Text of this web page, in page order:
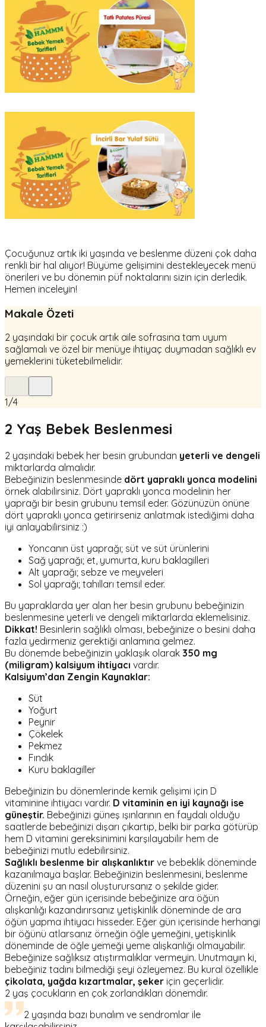
Çocuğunuz artık iki yaşında ve beslenme düzeni çok daha
renkli bir hal alıyor! Büyüme gelişimini destekleyecek menü
önerileri ve bu dönemin püf noktalarını sizin için derledik.
Hemen inceleyin!
Makale Özeti
2 yaşındaki bir çocuk artık aile sofrasına tam uyum
sağlamalı ve özel bir menüye ihtiyaç duymadan sağlıklı ev
yemeklerini tüketebilmelidir.
1/4
2 Yaş Bebek Beslenmesi
2 yaşındaki bebek her besin grubundan yeterli ve dengeli
miktarlarda almalıdır.
Bebeğinizin beslenmesinde dört yapraklı yonca modelini
örnek alabilirsiniz. Dört yapraklı yonca modelinin her
yaprağı bir besin grubunu temsil eder. Gözünüzün önüne
dört yapraklı yonca getirirseniz anlatmak istediğimi daha
iyi anlayabilirsiniz :)
Yoncanın üst yaprağı; süt ve süt ürünlerini
Sağ yaprağı; et, yumurta, kuru baklagilleri
Alt yaprağı; sebze ve meyveleri
Sol yaprağı; tahılları temsil eder.
Bu yapraklarda yer alan her besin grubunu bebeğinizin
beslenmesine yeterli ve dengeli miktarlarda eklemelisiniz.
Dikkat! Besinlerin sağlıklı olması, bebeğinize o besini daha
fazla yedirmeniz gerektiği anlamına gelmez.
Bu dönemde bebeğinizin yaklaşık olarak 350 mg
(miligram) kalsiyum ihtiyacı vardır.
Kalsiyum’dan Zengin Kaynaklar:
Süt
Yoğurt
Peynir
Çökelek
Pekmez
Fındık
Kuru baklagiller
Bebeğinizin bu dönemlerinde kemik gelişimi için D
vitaminine ihtiyacı vardır. D vitaminin en iyi kaynağı ise
güneştir. Bebeğinizi güneş ışınlarının en faydalı olduğu
saatlerde bebeğinizi dışarı çıkartıp, belki bir parka götürüp
hem D vitamini gereksinimini karşılayabilir hem de
bebeğinizi mutlu edebilirsiniz.
Sağlıklı beslenme bir alışkanlıktır ve bebeklik döneminde
kazanılmaya başlar. Bebeğinizin beslenmesini, beslenme
düzenini şu an nasıl oluşturursanız o şekilde gider.
Örneğin, eğer gün içerisinde bebeğinize ara öğün
alışkanlığı kazandırırsanız yetişkinlik döneminde de ara
öğün yapma ihtiyacı hisseder. Eğer gün içerisinde herhangi
bir öğünü atlarsanız örneğin öğle yemeğini, yetişkinlik
döneminde de öğle yemeği yeme alışkanlığı olmayabilir.
Bebeğinize sağlıksız atıştırmalıklar vermeyin. Unutmayın ki,
bebeğiniz tadını bilmediği şeyi özleyemez. Bu kural özellikle
çikolata, yağda kızartmalar, şeker için geçerlidir.
2 yaş çocukların en çok zorlandıkları dönemdir.
2 yaşında bazı bunalım ve sendromlar ile